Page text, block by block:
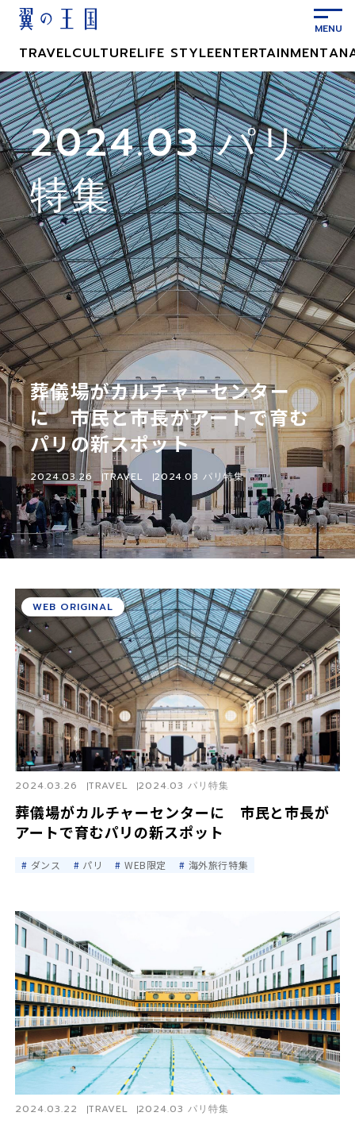
ン
テ
ン
ツ
に
ス
ッ
プ
TRAVELCULTURELIFE STYLEENTERTAINMENT
2024.03 パリ
特集
葬儀場がカルチャーセンター
に 市民と市長がアートで育む
パリの新スポット
2024.03.26 TRAVEL 2024.03 パリ特集
葬儀場がカルチャーセンターに 市民と市長が
アートで育むパリの新スポット
2024.03.26 TRAVEL 2024.03 パリ特集
WEB ORIGINAL
ダンス パリ WEB限定 海外旅行特集
2024.03.22 TRAVEL 2024.03 パリ特集